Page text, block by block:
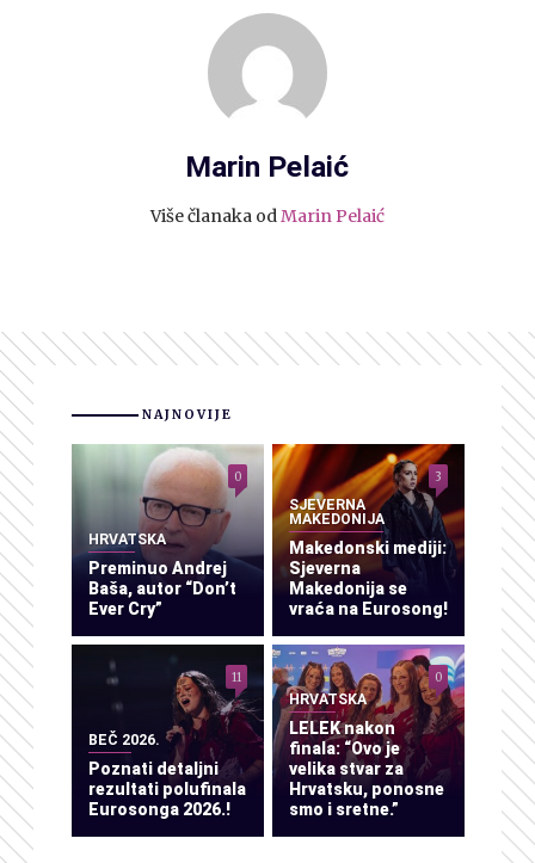
Marin Pelaić
Više članaka odMarin Pelaić
NAJNOVIJE
HRVATSKA
Preminuo Andrej
Baša, autor “Don’t
Ever Cry”
0
SJEVERNA
MAKEDONIJA
Makedonski mediji:
Sjeverna
Makedonija se
vraća na Eurosong!
3
BEČ 2026.
Poznati detaljni
rezultati polufinala
Eurosonga 2026.!
11
HRVATSKA
LELEK nakon
finala: “Ovo je
velika stvar za
Hrvatsku, ponosne
smo i sretne.”
0